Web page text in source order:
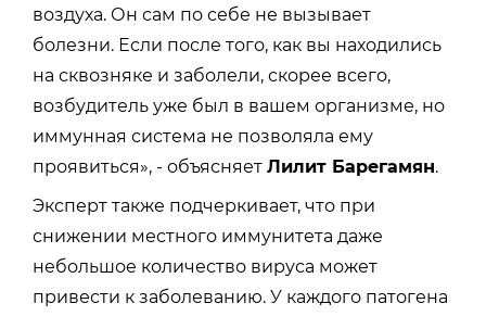
воздуха. Он сам по себе не вызывает
болезни. Если после того, как вы находились
на сквозняке и заболели, скорее всего,
возбудитель уже был в вашем организме, но
иммунная система не позволяла ему
проявиться», - объясняет Лилит Барегамян.
Эксперт также подчеркивает, что при
снижении местного иммунитета даже
небольшое количество вируса может
привести к заболеванию. У каждого патогена